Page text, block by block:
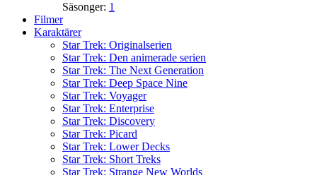
Säsonger: 1
Filmer
Karaktärer
Star Trek: Originalserien
Star Trek: Den animerade serien
Star Trek: The Next Generation
Star Trek: Deep Space Nine
Star Trek: Voyager
Star Trek: Enterprise
Star Trek: Discovery
Star Trek: Picard
Star Trek: Lower Decks
Star Trek: Short Treks
Star Trek: Strange New Worlds